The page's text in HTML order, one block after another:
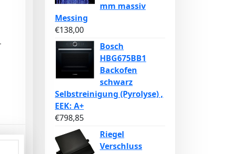
mm massiv
Messing
€138,00
Bosch
HBG675BB1
Backofen
schwarz
Selbstreinigung (Pyrolyse) ,
EEK: A+
€798,85
Riegel
Verschluss